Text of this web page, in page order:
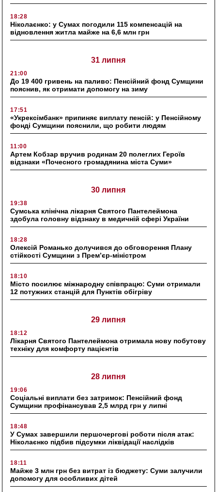
18:28
Ніколаєнко: у Сумах погодили 115 компенсацій на
відновлення житла майже на 6,6 млн грн
31 липня
21:00
До 19 400 гривень на паливо: Пенсійний фонд Сумщини
пояснив, як отримати допомогу на зиму
17:51
«Укрексімбанк» припиняє виплату пенсій: у Пенсійному
фонді Сумщини пояснили, що робити людям
11:00
Артем Кобзар вручив родинам 20 полеглих Героїв
відзнаки «Почесного громадянина міста Суми»
30 липня
19:38
Сумська клінічна лікарня Святого Пантелеймона
здобула головну відзнаку в медичній сфері України
18:28
Олексій Романько долучився до обговорення Плану
стійкості Сумщини з Прем’єр-міністром
18:10
Місто посилює міжнародну співпрацю: Суми отримали
12 потужних станцій для Пунктів обігріву
29 липня
18:12
Лікарня Святого Пантелеймона отримала нову побутову
техніку для комфорту пацієнтів
28 липня
19:06
Соціальні виплати без затримок: Пенсійний фонд
Сумщини профінансував 2,5 млрд грн у липні
18:48
У Сумах завершили першочергові роботи після атак:
Ніколаєнко підбив підсумки ліквідації наслідків
18:11
Майже 3 млн грн без витрат із бюджету: Суми залучили
допомогу для особливих дітей